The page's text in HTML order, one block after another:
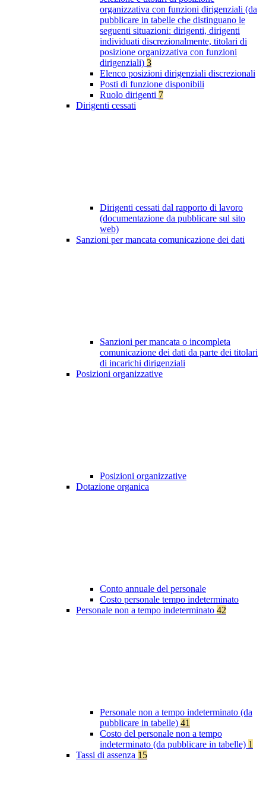
organizzativa con funzioni dirigenziali (da
pubblicare in tabelle che distinguano le
seguenti situazioni: dirigenti, dirigenti
individuati discrezionalmente, titolari di
posizione organizzativa con funzioni
dirigenziali) 3
Elenco posizioni dirigenziali discrezionali
Posti di funzione disponibili
Ruolo dirigenti 7
Dirigenti cessati
Dirigenti cessati dal rapporto di lavoro
(documentazione da pubblicare sul sito
web)
Sanzioni per mancata comunicazione dei dati
Sanzioni per mancata o incompleta
comunicazione dei dati da parte dei titolari
di incarichi dirigenziali
Posizioni organizzative
Posizioni organizzative
Dotazione organica
Conto annuale del personale
Costo personale tempo indeterminato
Personale non a tempo indeterminato 42
Personale non a tempo indeterminato (da
pubblicare in tabelle) 41
Costo del personale non a tempo
indeterminato (da pubblicare in tabelle) 1
Tassi di assenza 15